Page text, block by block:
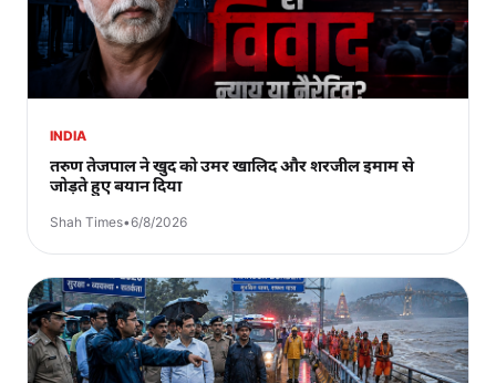
INDIA
तरुण तेजपाल ने खुद को उमर खालिद और शरजील इमाम से
जोड़ते हुए बयान दिया
Shah Times•6/8/2026